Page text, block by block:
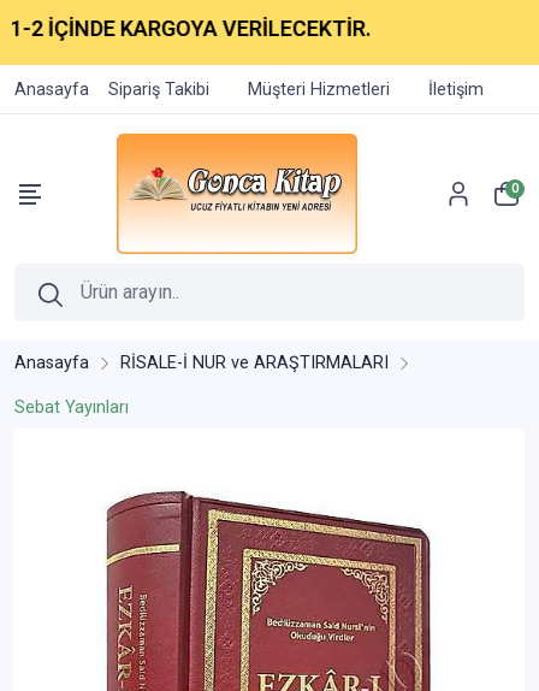
KARGOYA VERİLECEKTİR.
Anasayfa Sipariş Takibi Müşteri Hizmetleri İletişim
0
Anasayfa RİSALE-İ NUR ve ARAŞTIRMALARI
Sebat Yayınları